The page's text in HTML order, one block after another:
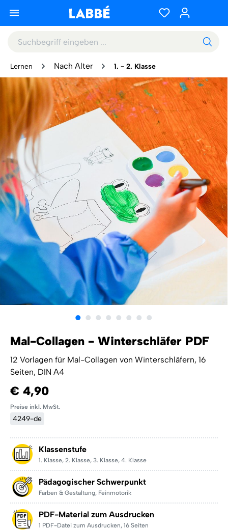
Lernen Nach Alter 1. - 2. Klasse
Mal-Collagen - Winterschläfer PDF
12 Vorlagen für Mal-Collagen von Winterschläfern, 16
Seiten, DIN A4
€ 4,90
Preise inkl. MwSt.
4249-de
Klassenstufe
1. Klasse, 2. Klasse, 3. Klasse, 4. Klasse
Pädagogischer Schwerpunkt
Farben & Gestaltung, Feinmotorik
PDF-Material zum Ausdrucken
1 PDF-Datei zum Ausdrucken, 16 Seiten